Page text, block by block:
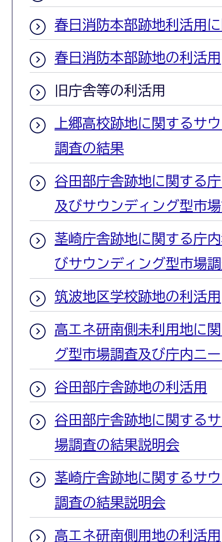
春日消防本部跡地利活用
春日消防本部跡地の利活用
旧庁舎等の利活用
上郷高校跡地に関するサ
調査の結果
谷田部庁舎跡地に関する
及びサウンディング型市
茎崎庁舎跡地に関する庁
びサウンディング型市場
筑波地区学校跡地の利活用
高エネ研南側未利用地に
グ型市場調査及び庁内ニ
谷田部庁舎跡地の利活用
谷田部庁舎跡地に関する
場調査の結果説明会
茎崎庁舎跡地に関するサ
調査の結果説明会
高エネ研南側用地の利活用